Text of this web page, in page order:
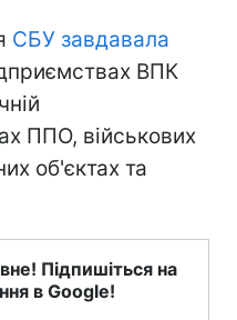
СБУ завдавала
ВПК
ППО, військових
об'єктах та
Підпишіться на
в Google!